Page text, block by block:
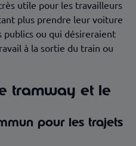
utile pour les travailleurs
plus prendre leur voiture
ou qui désireraient
à la sortie du train ou
tramway et le
pour les trajets